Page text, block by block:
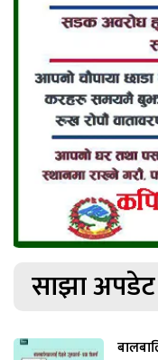
साझा अपडेट